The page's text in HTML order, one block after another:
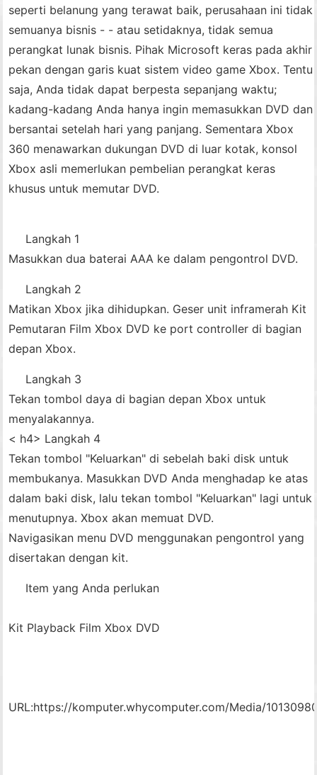
seperti belanung yang terawat baik, perusahaan ini tidak
semuanya bisnis - - atau setidaknya, tidak semua
perangkat lunak bisnis. Pihak Microsoft keras pada akhir
pekan dengan garis kuat sistem video game Xbox. Tentu
saja, Anda tidak dapat berpesta sepanjang waktu;
kadang-kadang Anda hanya ingin memasukkan DVD dan
bersantai setelah hari yang panjang. Sementara Xbox
360 menawarkan dukungan DVD di luar kotak, konsol
Xbox asli memerlukan pembelian perangkat keras
khusus untuk memutar DVD.
Langkah 1
Masukkan dua baterai AAA ke dalam pengontrol DVD.
Langkah 2
Matikan Xbox jika dihidupkan. Geser unit inframerah Kit
Pemutaran Film Xbox DVD ke port controller di bagian
depan Xbox.
Langkah 3
Tekan tombol daya di bagian depan Xbox untuk
menyalakannya.
< h4> Langkah 4
Tekan tombol "Keluarkan" di sebelah baki disk untuk
membukanya. Masukkan DVD Anda menghadap ke atas
dalam baki disk, lalu tekan tombol "Keluarkan" lagi untuk
menutupnya. Xbox akan memuat DVD.
Navigasikan menu DVD menggunakan pengontrol yang
disertakan dengan kit.
Item yang Anda perlukan
Kit Playback Film Xbox DVD
URL:https://komputer.whycomputer.com/Media/